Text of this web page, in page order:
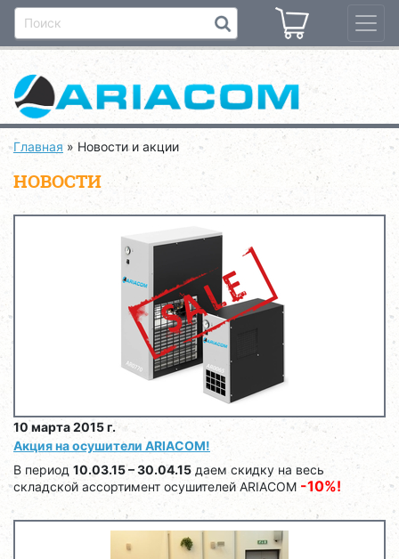
Главная » Новости и акции
НОВОСТИ
10 марта 2015 г.
Акция на осушители ARIACOM!
В период 10.03.15 – 30.04.15 даем скидку на весь
складской ассортимент осушителей ARIACOM -10%!